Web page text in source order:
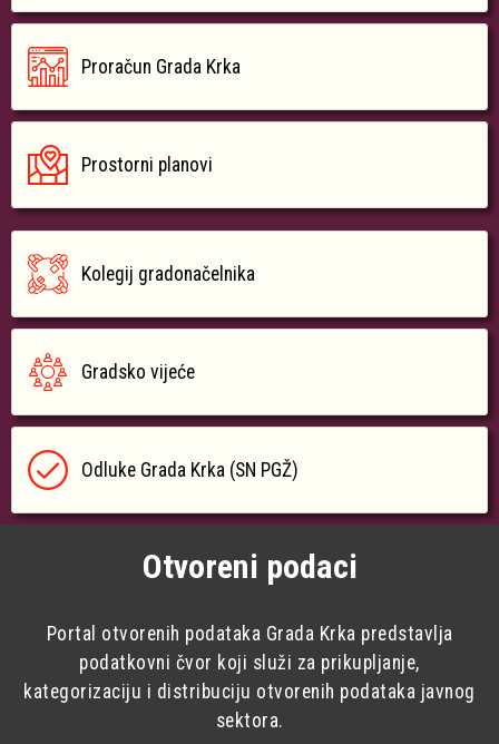
Proračun Grada Krka
Prostorni planovi
Kolegij gradonačelnika
Gradsko vijeće
Odluke Grada Krka (SN PGŽ)
Otvoreni podaci
Portal otvorenih podataka Grada Krka predstavlja
podatkovni čvor koji služi za prikupljanje,
kategorizaciju i distribuciju otvorenih podataka javnog
sektora.